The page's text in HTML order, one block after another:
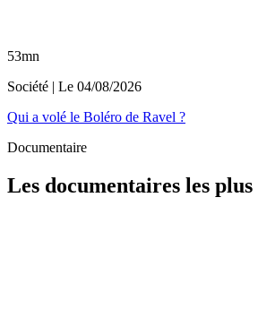
53mn
Société | Le 04/08/2026
Qui a volé le Boléro de Ravel ?
Documentaire
Les documentaires les